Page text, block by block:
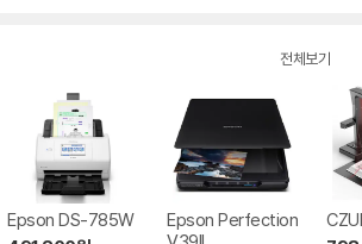
전체보기
Epson DS-785W
Epson Perfection